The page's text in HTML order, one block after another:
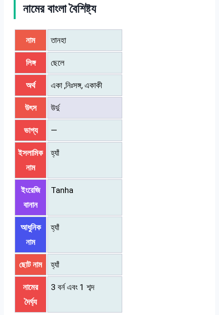
নামের বাংলা বৈশিষ্ট্য
নাম তানহা
লিঙ্গ ছেলে
অর্থ একা ,নিঃসঙ্গ, একাকী
উৎস উর্দু
ভাগ্য —
ইসলামিক
নাম
হ্যাঁ
ইংরেজি
বানান
Tanha
আধুনিক
নাম
হ্যাঁ
ছোট নাম হ্যাঁ
নামের
দৈর্ঘ্য
3 বর্ন এবং 1 শব্দ